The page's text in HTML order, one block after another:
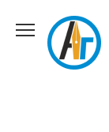
содержанию